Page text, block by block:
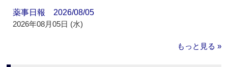
薬事日報 2026/08/05
2026年08月05日 (水)
もっと見る »